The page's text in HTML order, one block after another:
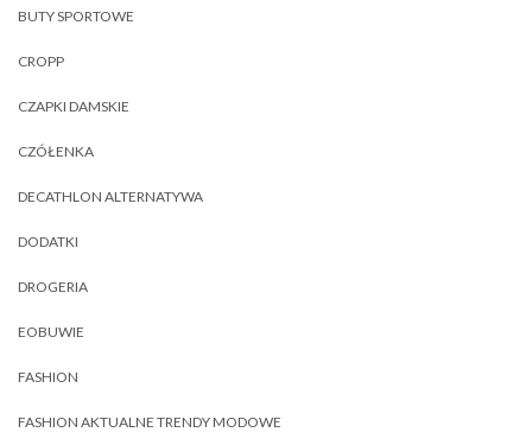
BUTY SPORTOWE
CROPP
CZAPKI DAMSKIE
CZÓŁENKA
DECATHLON ALTERNATYWA
DODATKI
DROGERIA
EOBUWIE
FASHION
FASHION AKTUALNE TRENDY MODOWE